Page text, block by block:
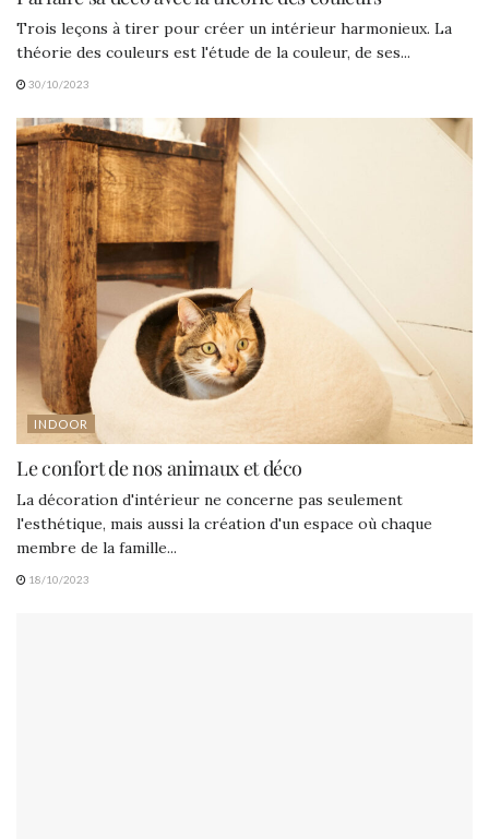
Trois leçons à tirer pour créer un intérieur harmonieux. La
théorie des couleurs est l'étude de la couleur, de ses...
30/10/2023
INDOOR
Le confort de nos animaux et déco
La décoration d'intérieur ne concerne pas seulement
l'esthétique, mais aussi la création d'un espace où chaque
membre de la famille...
18/10/2023